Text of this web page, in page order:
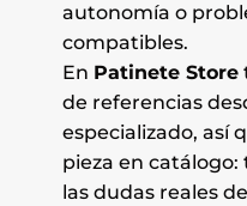
autonomía o
compatibles.
En Patinete Store
de referencias
especializado, así
pieza en
las dudas reales